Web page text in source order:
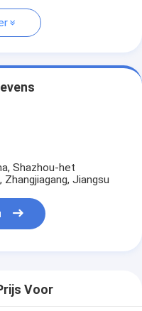
Shazhou-het
Jiangsu
Voor